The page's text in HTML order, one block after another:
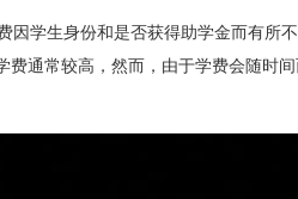
因学生身份和是否获得助学金而有所
费通常较高，然而，由于学费会随时